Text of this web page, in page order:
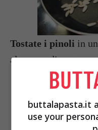
Tostate i pinoli in
alcun condimento.
buttalapasta.it
use your